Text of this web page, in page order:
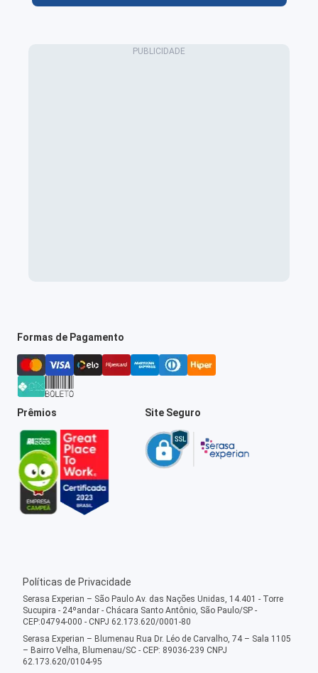
Formas de Pagamento
Prêmios Site Seguro
Políticas de Privacidade
Serasa Experian – São Paulo Av. das Nações Unidas, 14.401 - Torre
Sucupira - 24ºandar - Chácara Santo Antônio, São Paulo/SP -
CEP:04794-000 - CNPJ 62.173.620/0001-80
Serasa Experian – Blumenau Rua Dr. Léo de Carvalho, 74 – Sala 1105
– Bairro Velha, Blumenau/SC - CEP: 89036-239 CNPJ
62.173.620/0104-95